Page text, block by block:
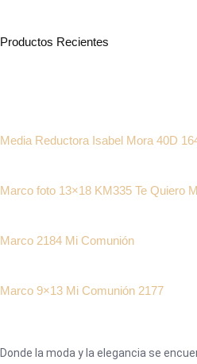
Productos Recientes
Media Reductora Isabel Mora 40D
Marco foto 13×18 KM335 Te Quiero
Marco 2184 Mi Comunión
Marco 9×13 Mi Comunión 2177
Donde la moda y la elegancia se